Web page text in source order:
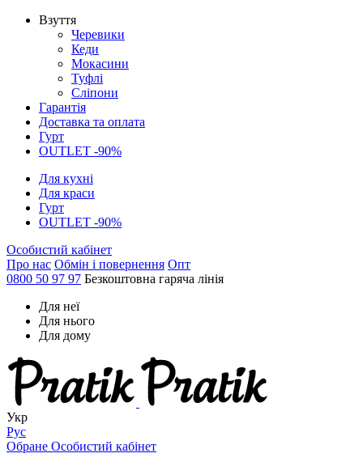
Взуття
Черевики
Кеди
Мокасини
Туфлі
Сліпони
Гарантія
Доставка та оплата
Гурт
OUTLET -90%
Для кухні
Для краси
Гурт
OUTLET -90%
Особистий кабінет
Про нас Обмін і повернення Опт
0800 50 97 97 Безкоштовна гаряча лінія
Для неї
Для нього
Для дому
Укр
Рус
Обране Особистий кабінет